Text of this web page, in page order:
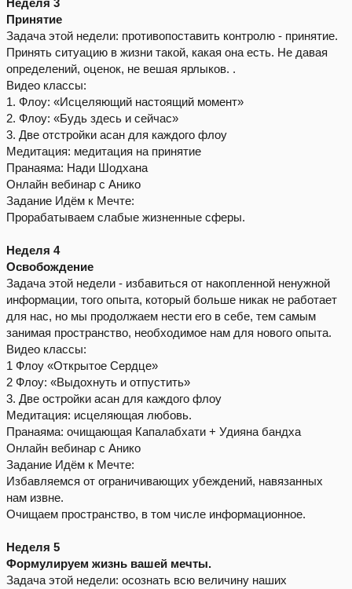
Неделя 3
Принятие
Задача этой недели: противопоставить контролю - принятие.
Принять ситуацию в жизни такой, какая она есть. Не давая
определений, оценок, не вешая ярлыков. .
Видео классы:
1. Флоу: «Исцеляющий настоящий момент»
2. Флоу: «Будь здесь и сейчас»
3. Две отстройки асан для каждого флоу
Медитация: медитация на принятие
Пранаяма: Нади Шодхана
Онлайн вебинар с Анико
Задание Идём к Мечте:
Прорабатываем слабые жизненные сферы.
Неделя 4
Освобождение
Задача этой недели - избавиться от накопленной ненужной
информации, того опыта, который больше никак не работает
для нас, но мы продолжаем нести его в себе, тем самым
занимая пространство, необходимое нам для нового опыта.
Видео классы:
1 Флоу «Открытое Сердце»
2 Флоу: «Выдохнуть и отпустить»
3. Две остройки асан для каждого флоу
Медитация: исцеляющая любовь.
Пранаяма: очищающая Капалабхати + Удияна бандха
Онлайн вебинар с Анико
Задание Идём к Мечте:
Избавляемся от ограничивающих убеждений, навязанных
нам извне.
Очищаем пространство, в том числе информационное.
Неделя 5
Формулируем жизнь вашей мечты.
Задача этой недели: осознать всю величину наших